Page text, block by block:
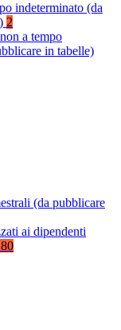
indeterminato (da
2
a tempo
in tabelle)
(da pubblicare
ai dipendenti